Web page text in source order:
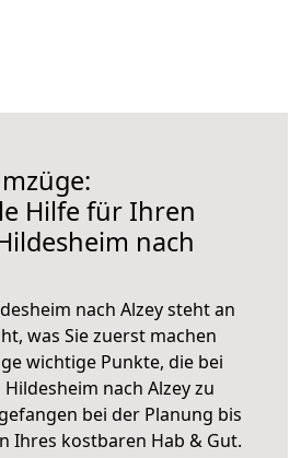
Hilfe für Ihren
nach
nach Alzey steht an
was Sie zuerst machen
wichtige Punkte, die bei
nach Alzey zu
bei der Planung bis
Ihres kostbaren Hab & Gut.